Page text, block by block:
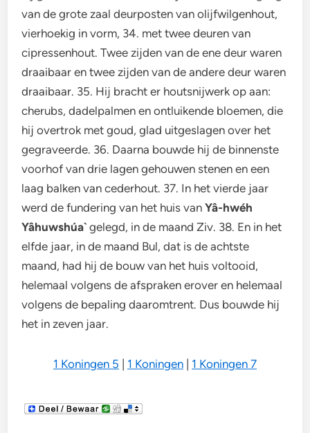
van de grote zaal deurposten van olijfwilgenhout,
vierhoekig in vorm, 34. met twee deuren van
cipressenhout. Twee zijden van de ene deur waren
draaibaar en twee zijden van de andere deur waren
draaibaar. 35. Hij bracht er houtsnijwerk op aan:
cherubs, dadelpalmen en ontluikende bloemen, die
hij overtrok met goud, glad uitgeslagen over het
gegraveerde. 36. Daarna bouwde hij de binnenste
voorhof van drie lagen gehouwen stenen en een
laag balken van cederhout. 37. In het vierde jaar
werd de fundering van het huis vanYâ-hwéh
Yâhuwshúa`gelegd, in de maand Ziv. 38. En in het
elfde jaar, in de maand Bul, dat is de achtste
maand, had hij de bouw van het huis voltooid,
helemaal volgens de afspraken erover en helemaal
volgens de bepaling daaromtrent. Dus bouwde hij
het in zeven jaar.
1 Koningen 5 1 Koningen 1 Koningen 7